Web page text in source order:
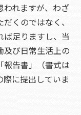
われますが、わざ
くのではなく、
足りますし、当
及び日常生活上の
報告書」（書式は
に提出していま